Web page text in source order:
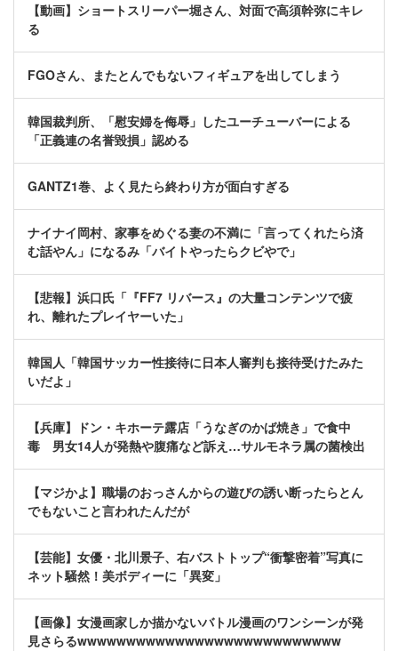
【動画】ショートスリーパー堀さん、対面で高須幹弥にキレ
る
FGOさん、またとんでもないフィギュアを出してしまう
韓国裁判所、「慰安婦を侮辱」したユーチューバーによる
「正義連の名誉毀損」認める
GANTZ1巻、よく見たら終わり方が面白すぎる
ナイナイ岡村、家事をめぐる妻の不満に「言ってくれたら済
む話やん」になるみ「バイトやったらクビやで」
【悲報】浜口氏「『FF7 リバース』の大量コンテンツで疲
れ、離れたプレイヤーいた」
韓国人「韓国サッカー性接待に日本人審判も接待受けたみた
いだよ」
【兵庫】ドン・キホーテ露店「うなぎのかば焼き」で食中
毒 男女14人が発熱や腹痛など訴え…サルモネラ属の菌検出
【マジかよ】職場のおっさんからの遊びの誘い断ったらとん
でもないこと言われたんだが
【芸能】女優・北川景子、右バストトップ“衝撃密着”写真に
ネット騒然！美ボディーに「異変」
【画像】女漫画家しか描かないバトル漫画のワンシーンが発
見さらるwwwwwwwwwwwwwwwwwwwwwwwwwww